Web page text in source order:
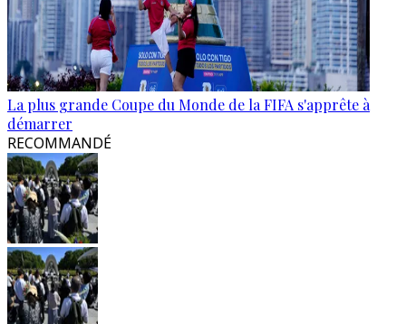
La plus grande Coupe du Monde de la FIFA s'apprête à
démarrer
RECOMMANDÉ